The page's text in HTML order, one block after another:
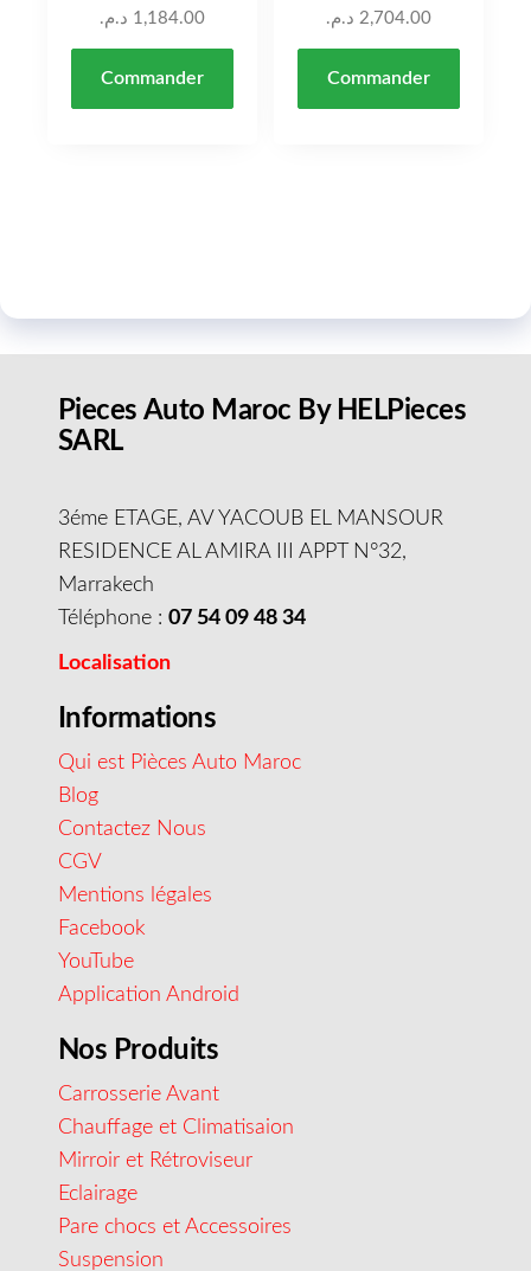
1,184.00 د.م.
Commander
2,704.00 د.م.
Commander
Pieces Auto Maroc By HELPieces
SARL
3éme ETAGE, AV YACOUB EL MANSOUR
RESIDENCE AL AMIRA III APPT N°32,
Marrakech
Téléphone : 07 54 09 48 34
Localisation
Informations
Qui est Pièces Auto Maroc
Blog
Contactez Nous
CGV
Mentions légales
Facebook
YouTube
Application Android
Nos Produits
Carrosserie Avant
Chauffage et Climatisaion
Mirroir et Rétroviseur
Eclairage
Pare chocs et Accessoires
Suspension